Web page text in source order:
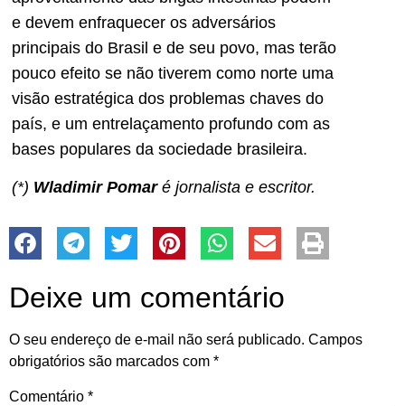
e devem enfraquecer os adversários
principais do Brasil e de seu povo, mas terão
pouco efeito se não tiverem como norte uma
visão estratégica dos problemas chaves do
país, e um entrelaçamento profundo com as
bases populares da sociedade brasileira.
(*) Wladimir Pomaré jornalista e escritor.
Deixe um comentário
O seu endereço de e-mail não será publicado. Campos
obrigatórios são marcados com *
Comentário *